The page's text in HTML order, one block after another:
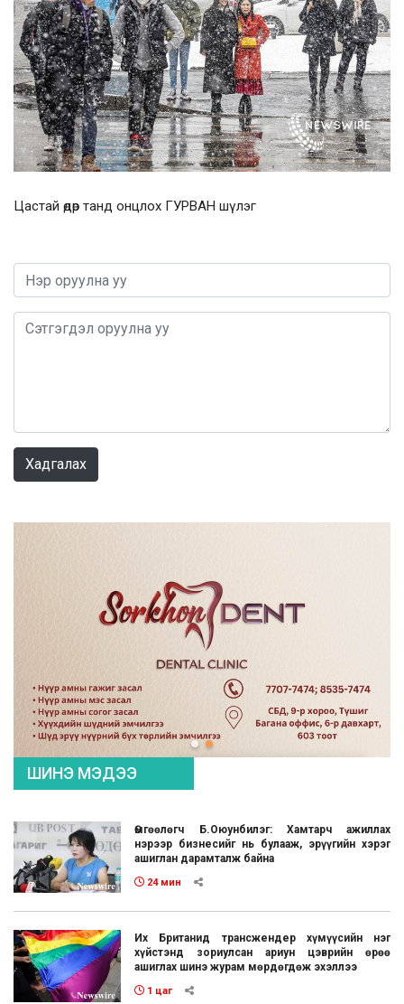
Цастай өдөр танд онцлох ГУРВАН шүлэг
Хадгалах
ШИНЭ МЭДЭЭ
Өмгөөлөгч Б.Оюунбилэг: Хамтарч ажиллах
нэрээр бизнесийг нь булааж, эрүүгийн хэрэг
ашиглан дарамталж байна
24 мин
Их Британид трансжендер хүмүүсийн нэг
хүйстэнд зориулсан ариун цэврийн өрөө
ашиглах шинэ журам мөрдөгдөж эхэллээ
1 цаг